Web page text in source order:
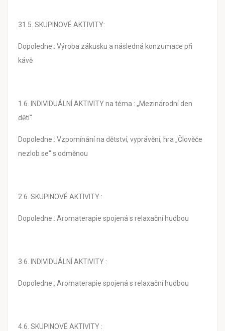
31.5. SKUPINOVÉ AKTIVITY:
Dopoledne : Výroba zákusku a následná konzumace při
kávě
1.6. INDIVIDUÁLNÍ AKTIVITY na téma : „Mezinárodní den
dětí“
Dopoledne : Vzpomínání na dětství, vyprávění, hra „Člověče
nezlob se“ s odměnou
2.6. SKUPINOVÉ AKTIVITY :
Dopoledne : Aromaterapie spojená s relaxační hudbou
3.6. INDIVIDUÁLNÍ AKTIVITY :
Dopoledne : Aromaterapie spojená s relaxační hudbou
4.6. SKUPINOVÉ AKTIVITY :